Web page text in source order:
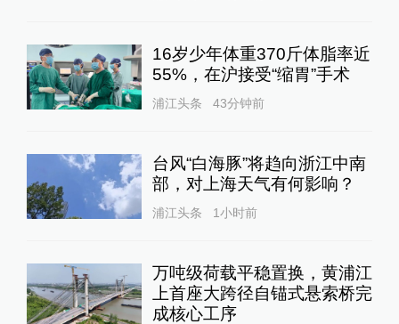
16岁少年体重370斤体脂率近
55%，在沪接受“缩胃”手术
浦江头条 43分钟前
台风“白海豚”将趋向浙江中南
部，对上海天气有何影响？
浦江头条 1小时前
万吨级荷载平稳置换，黄浦江
上首座大跨径自锚式悬索桥完
成核心工序